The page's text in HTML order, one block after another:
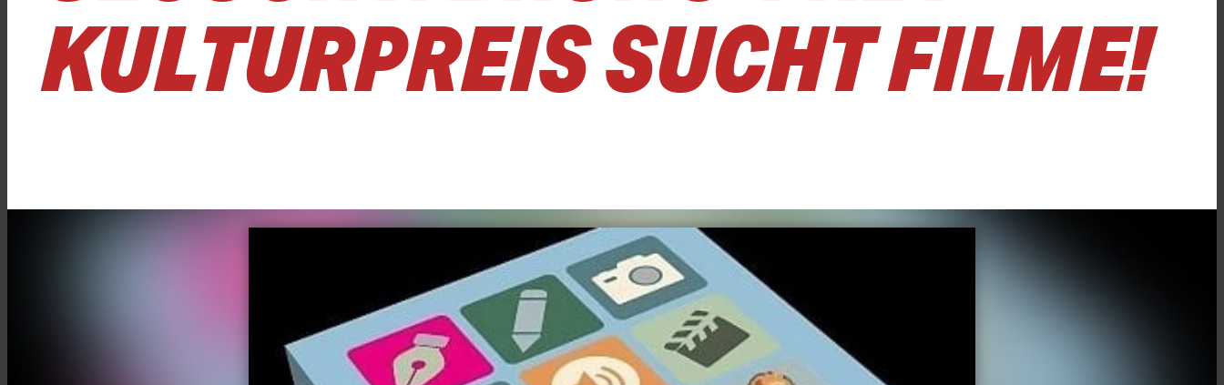
KULTURPREIS SUCHT FILME!